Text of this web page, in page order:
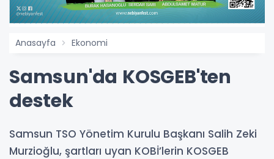
Anasayfa Ekonomi
Samsun'da KOSGEB'ten
destek
Samsun TSO Yönetim Kurulu Başkanı Salih Zeki
Murzioğlu, şartları uyan KOBİ’lerin KOSGEB